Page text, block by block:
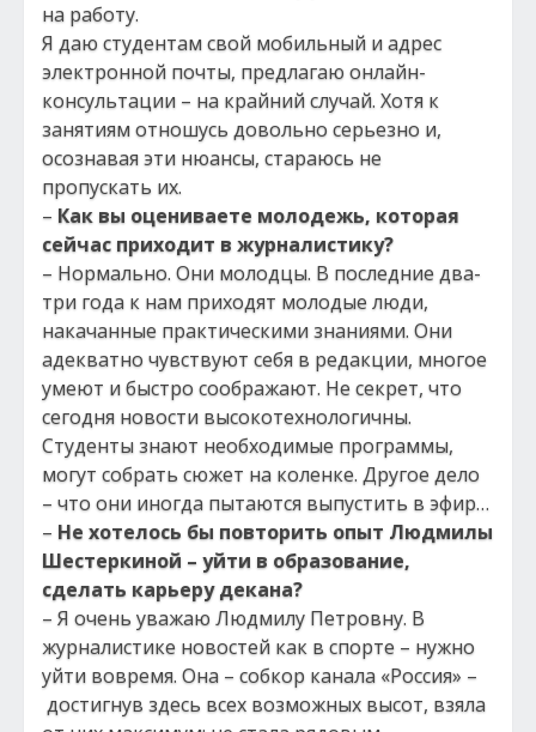
на работу.
Я даю студентам свой мобильный и адрес
электронной почты, предлагаю онлайн-
консультации – на крайний случай. Хотя к
занятиям отношусь довольно серьезно и,
осознавая эти нюансы, стараюсь не
пропускать их.
– Как вы оцениваете молодежь, которая
сейчас приходит в журналистику?
– Нормально. Они молодцы. В последние два-
три года к нам приходят молодые люди,
накачанные практическими знаниями. Они
адекватно чувствуют себя в редакции, многое
умеют и быстро соображают. Не секрет, что
сегодня новости высокотехнологичны.
Студенты знают необходимые программы,
могут собрать сюжет на коленке. Другое дело
– что они иногда пытаются выпустить в эфир…
– Не хотелось бы повторить опыт Людмилы
Шестеркиной – уйти в образование,
сделать карьеру декана?
– Я очень уважаю Людмилу Петровну. В
журналистике новостей как в спорте – нужно
уйти вовремя. Она – собкор канала «Россия» –
достигнув здесь всех возможных высот, взяла